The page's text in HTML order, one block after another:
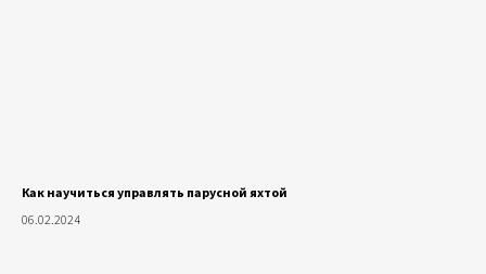
Как научиться управлять парусной яхтой
06.02.2024